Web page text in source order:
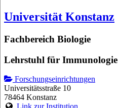
Universität Konstanz
Fachbereich Biologie
Lehrstuhl für Immunologie
Forschungseinrichtungen
Universitätsstraße 10
78464 Konstanz